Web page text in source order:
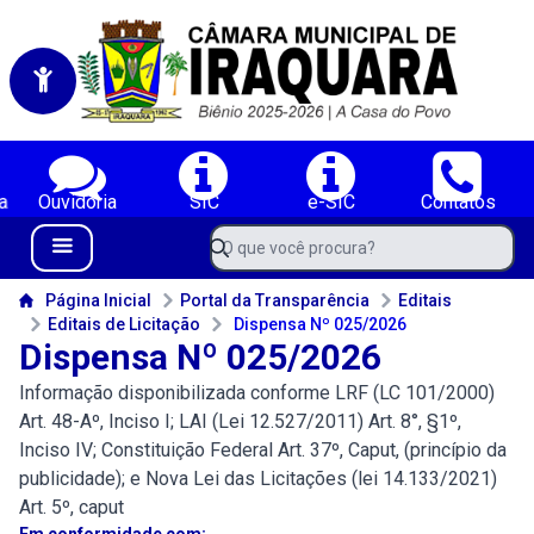
Serviços da Câmara Municipal de Iraquara-BA;
Ouvidoria SIC e-SIC
Contatos
Navegue pelo portal da Câmara de Iraquara-BA
Menu Bar
O que você procura?
Conteúdo da Câmara de Iraquara-BA
Página Inicial Portal da Transparência
Editais
Editais de Licitação
Dispensa Nº 025/2026
Dispensa Nº 025/2026
Informação disponibilizada conforme LRF (LC 101/2000)
Art. 48-Aº, Inciso I; LAI (Lei 12.527/2011) Art. 8°, §1º,
Inciso IV; Constituição Federal Art. 37º, Caput, (princípio da
publicidade); e Nova Lei das Licitações (lei 14.133/2021)
Art. 5º, caput